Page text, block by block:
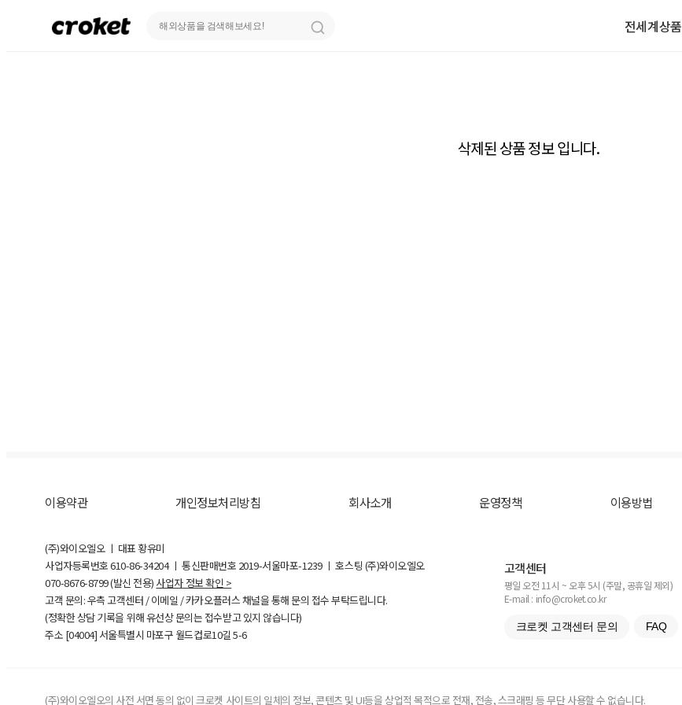
전세계상품
삭제된 상품 정보 입니다.
이용약관 개인정보처리방침 회사소개 운영정책 이용방법
(주)와이오엘오 ㅣ 대표 황유미
사업자등록번호610-86-34204ㅣ 통신판매번호 2019-서울마포-1239 ㅣ 호스팅 (주)와이오엘오
070-8676-8799 (발신 전용) 사업자 정보 확인 >
고객 문의: 우측 고객센터 / 이메일 / 카카오플러스 채널을 통해 문의 접수 부탁드립니다.
(정확한 상담 기록을 위해 유선상 문의는 접수받고 있지 않습니다)
주소 [04004] 서울특별시 마포구 월드컵로10길5-6
고객센터
평일 오전 11시 ~ 오후 5시 (주말, 공휴일 제외)
E-mail : info@croket.co.kr
크로켓 고객센터 문의 FAQ
(주)와이오엘오의 사전 서면 동의 없이 크로켓 사이트의 일체의 정보, 콘텐츠 및 UI등을 상업적 목적으로 전재, 전송, 스크래핑 등 무단 사용할 수 없습니다.